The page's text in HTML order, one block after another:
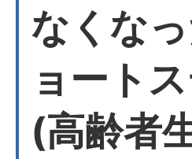
なくな
ョート
(高齢者